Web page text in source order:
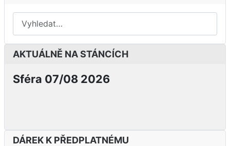
AKTUÁLNĚ NA STÁNCÍCH
Sféra 07/08 2026
DÁREK K PŘEDPLATNÉMU